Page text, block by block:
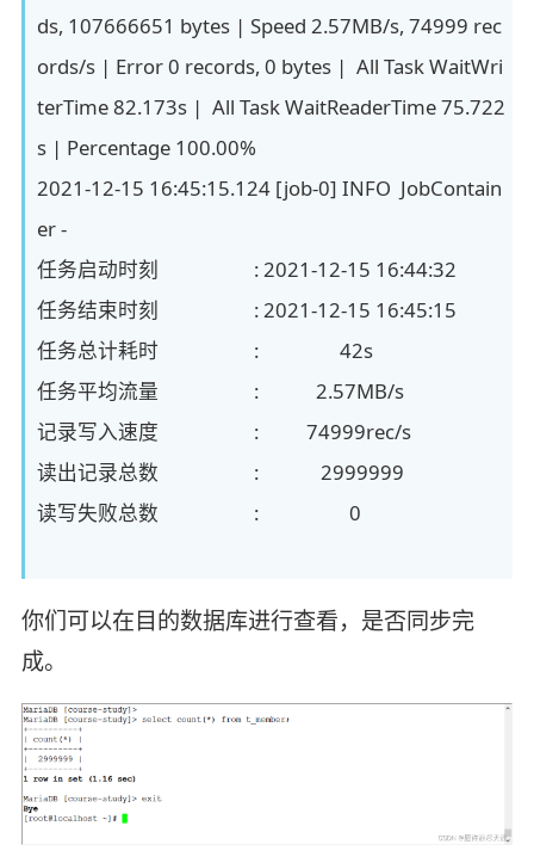
ds, 107666651 bytes | Speed 2.57MB/s, 74999 rec
ords/s | Error 0 records, 0 bytes | All Task WaitWri
terTime 82.173s | All Task WaitReaderTime 75.722
s | Percentage 100.00%
2021-12-15 16:45:15.124 [job-0] INFO JobContain
er -
任务启动时刻 : 2021-12-15 16:44:32
任务结束时刻 : 2021-12-15 16:45:15
任务总计耗时 : 42s
任务平均流量 : 2.57MB/s
记录写入速度 : 74999rec/s
读出记录总数 : 2999999
读写失败总数 : 0
你们可以在目的数据库进行查看，是否同步完
成。